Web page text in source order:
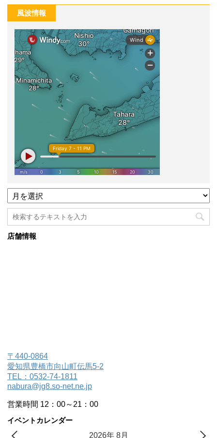
風波情報
過
去
記
事
月
店舗情報
〒440-0864
愛知県豊橋市向山町伝馬5-2
TEL：0532-74-1811
nabura@jg8.so-net.ne.jp
営業時間 12：00～21：00
イベントカレンダー
2026年 8月